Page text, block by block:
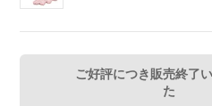
ご好評につき販売終了
た